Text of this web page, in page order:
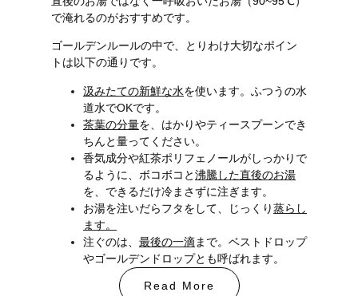
で淹れるのがおすすめです。
ゴールデンルールの中で、とりわけ大切なポイン
トは以下の通りです。
汲みたての新鮮な水を使います。ふつうの水
道水でOKです。
茶葉の分量を、はかりやティースプーンでき
ちんと量ってください。
香気成分や紅茶ポリフェノールがしっかりで
るように、ボコボコと沸騰した直後のお湯
を、できるだけ冷まさずに注ぎます。
お湯を注いだらフタをして、じっくり蒸らし
ます。
注ぐのは、 最後の一滴まで。ベストドロップ
やゴールデンドロップとも呼ばれます。
Read More